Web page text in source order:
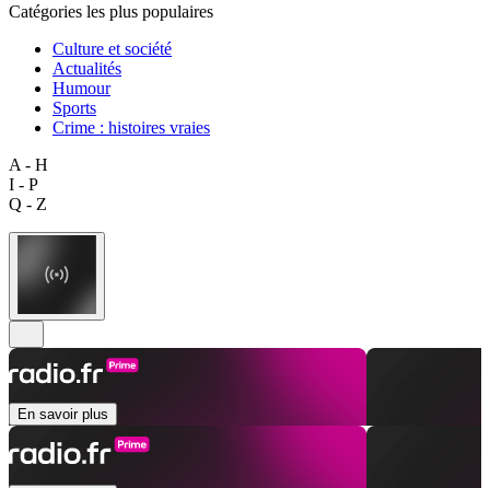
Catégories les plus populaires
Culture et société
Actualités
Humour
Sports
Crime : histoires vraies
A - H
I - P
Q - Z
En savoir plus